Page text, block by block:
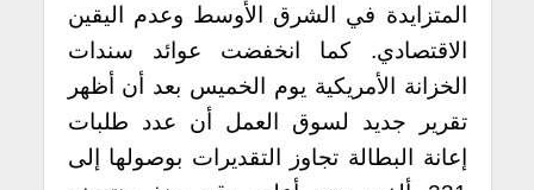
المتزايدة في الشرق الأوسط وعدم اليقين
الاقتصادي. كما انخفضت عوائد سندات
الخزانة الأمريكية يوم الخميس بعد أن أظهر
تقرير جديد لسوق العمل أن عدد طلبات
إعانة البطالة تجاوز التقديرات بوصولها إلى